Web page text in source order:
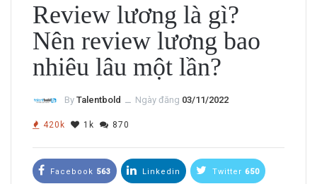
Review lương là gì?
Nên review lương bao
nhiêu lâu một lần?
By Talentbold ــ Ngày đăng 03/11/2022
420k 1k 870
Facebook 563 Linkedin Twitter 650